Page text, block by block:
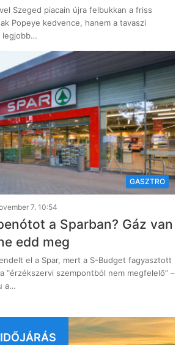
Szeged piacain újra felbukkan a friss
Popeye kedvence, hanem a tavaszi
legjobb…
GASZTRO
7. 10:54
a Sparban? Gáz van
edd meg
el a Spar, mert a S-Budget fagyasztott
“érzékszervi szempontból nem megfelelő” –
a…